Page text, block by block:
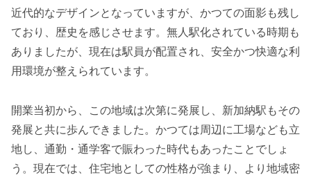
近代的なデザインとなっていますが、かつての面影も残し
ており、歴史を感じさせます。無人駅化されている時期も
ありましたが、現在は駅員が配置され、安全かつ快適な利
用環境が整えられています。
開業当初から、この地域は次第に発展し、新加納駅もその
発展と共に歩んできました。かつては周辺に工場なども立
地し、通勤・通学客で賑わった時代もあったことでしょ
う。現在では、住宅地としての性格が強まり、より地域密